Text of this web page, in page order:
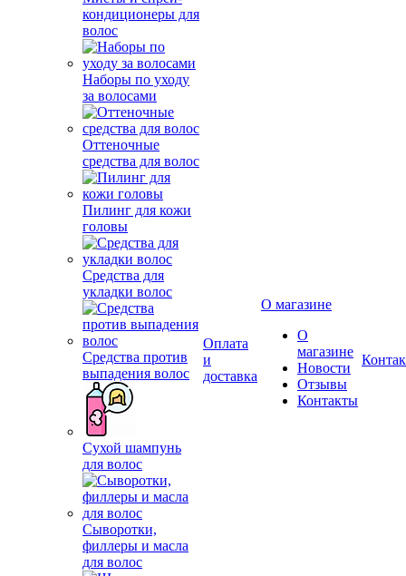
кондиционеры для
волос
Наборы по уходу
за волосами
Оттеночные
средства для волос
Пилинг для кожи
головы
Средства для
укладки волос
Средства против
выпадения волос
Сухой шампунь
для волос
Сыворотки,
филлеры и масла
для волос
Оплата
и
доставка
О магазине
О
магазине
Новости
Отзывы
Контакты